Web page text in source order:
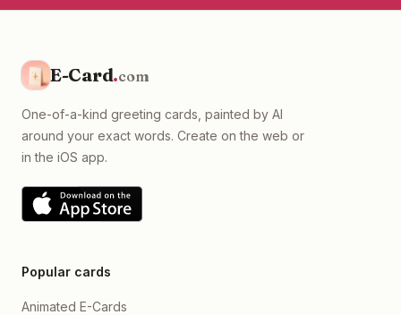
E-Card.com
One-of-a-kind greeting cards, painted by AI
around your exact words. Create on the web or
in the iOS app.
Popular cards
Animated E-Cards